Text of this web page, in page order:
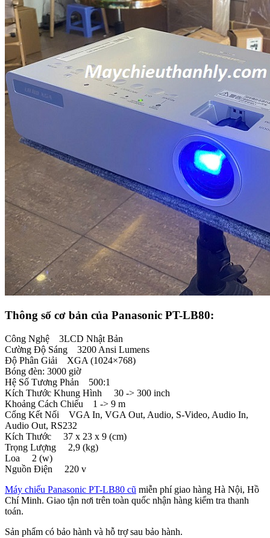
Thông số cơ bản của Panasonic PT-LB80:
Công Nghệ 3LCD Nhật Bản
Cường Độ Sáng 3200 Ansi Lumens
Độ Phân Giải XGA (1024×768)
Bóng đèn: 3000 giờ
Hệ Số Tương Phản 500:1
Kích Thước Khung Hình 30 -> 300 inch
Khoảng Cách Chiếu 1 -> 9 m
Cổng Kết Nối VGA In, VGA Out, Audio, S-Video, Audio In,
Audio Out, RS232
Kích Thước 37 x 23 x 9 (cm)
Trọng Lượng 2,9 (kg)
Loa 2 (w)
Nguồn Điện 220 v
Máy chiếu Panasonic PT-LB80 cũ miễn phí giao hàng Hà Nội, Hồ
Chí Minh. Giao tận nơi trên toàn quốc nhận hàng kiểm tra thanh
toán.
Sản phẩm có bảo hành và hỗ trợ sau bảo hành.